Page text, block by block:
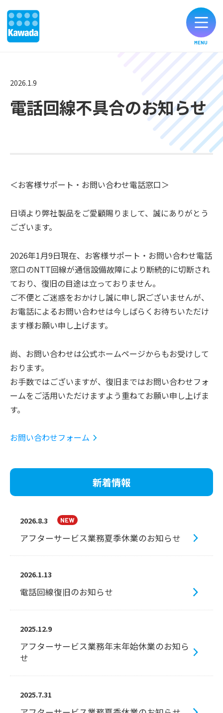
会社情報 JP / EN
お知らせ
MENU
2026.1.9
電話回線不具合のお知らせ
＜お客様サポート・お問い合わせ電話窓口＞
日頃より弊社製品をご愛顧賜りまして、誠にありがとう
ございます。
2026年1月9日現在、お客様サポート・お問い合わせ電話
窓口のNTT回線が通信設備故障により断続的に切断され
ており、復旧の目途は立っておりません。
ご不便とご迷惑をおかけし誠に申し訳ございませんが、
お電話によるお問い合わせは今しばらくお待ちいただけ
ます様お願い申し上げます。
尚、お問い合わせは公式ホームページからもお受けして
おります。
お手数ではございますが、復旧まではお問い合わせフォ
ームをご活用いただけますよう重ねてお願い申し上げま
す。
お問い合わせフォーム
新着情報
2026.8.3
アフターサービス業務夏季休業のお知らせ
2026.1.13
電話回線復旧のお知らせ
2025.12.9
アフターサービス業務年末年始休業のお知ら
せ
2025.7.31